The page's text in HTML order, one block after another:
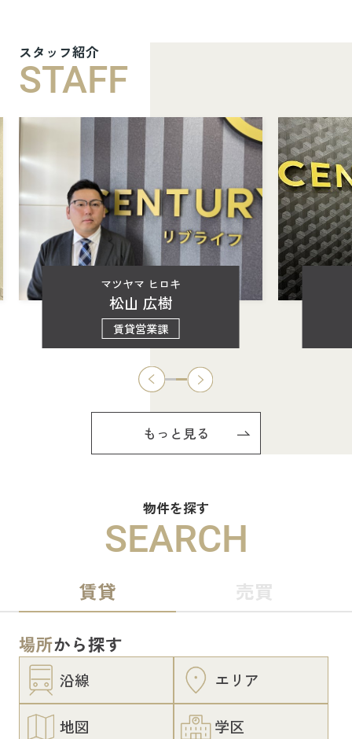
スタッフ紹介
STAFF
マツヤマ ヒロキ
松山 広樹
賃貸営業課
もっと見る
物件を探す
SEARCH
賃貸 売買
場所から探す
沿線 エリア
地図 学区